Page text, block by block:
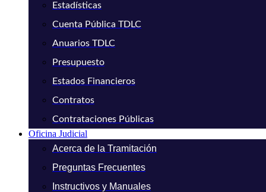
Estadísticas
Cuenta Pública TDLC
Anuarios TDLC
Presupuesto
Estados Financieros
Contratos
Contrataciones Públicas
Oficina Judicial
Acerca de la Tramitación
Preguntas Frecuentes
Instructivos y Manuales